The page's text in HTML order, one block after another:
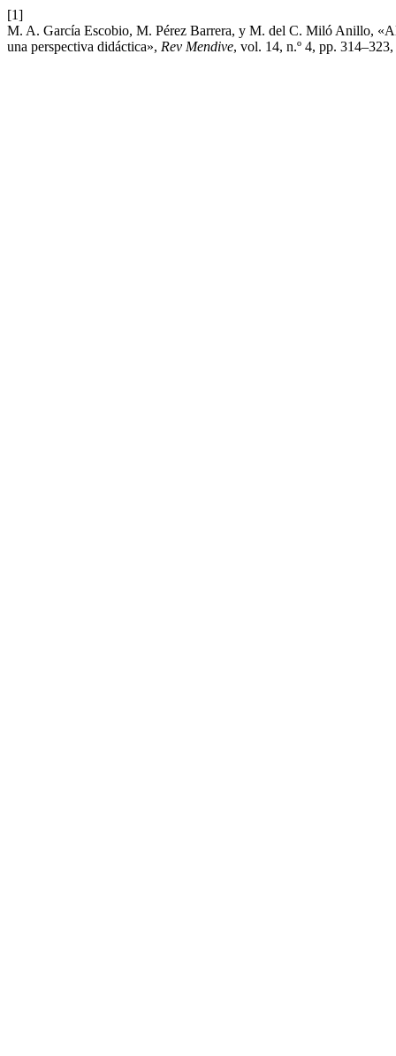
[1]
M. A. García Escobio, M. Pérez Barrera, y M. del C. Miló Anillo,
una perspectiva didáctica», Rev Mendive, vol. 14, n.º 4, pp.